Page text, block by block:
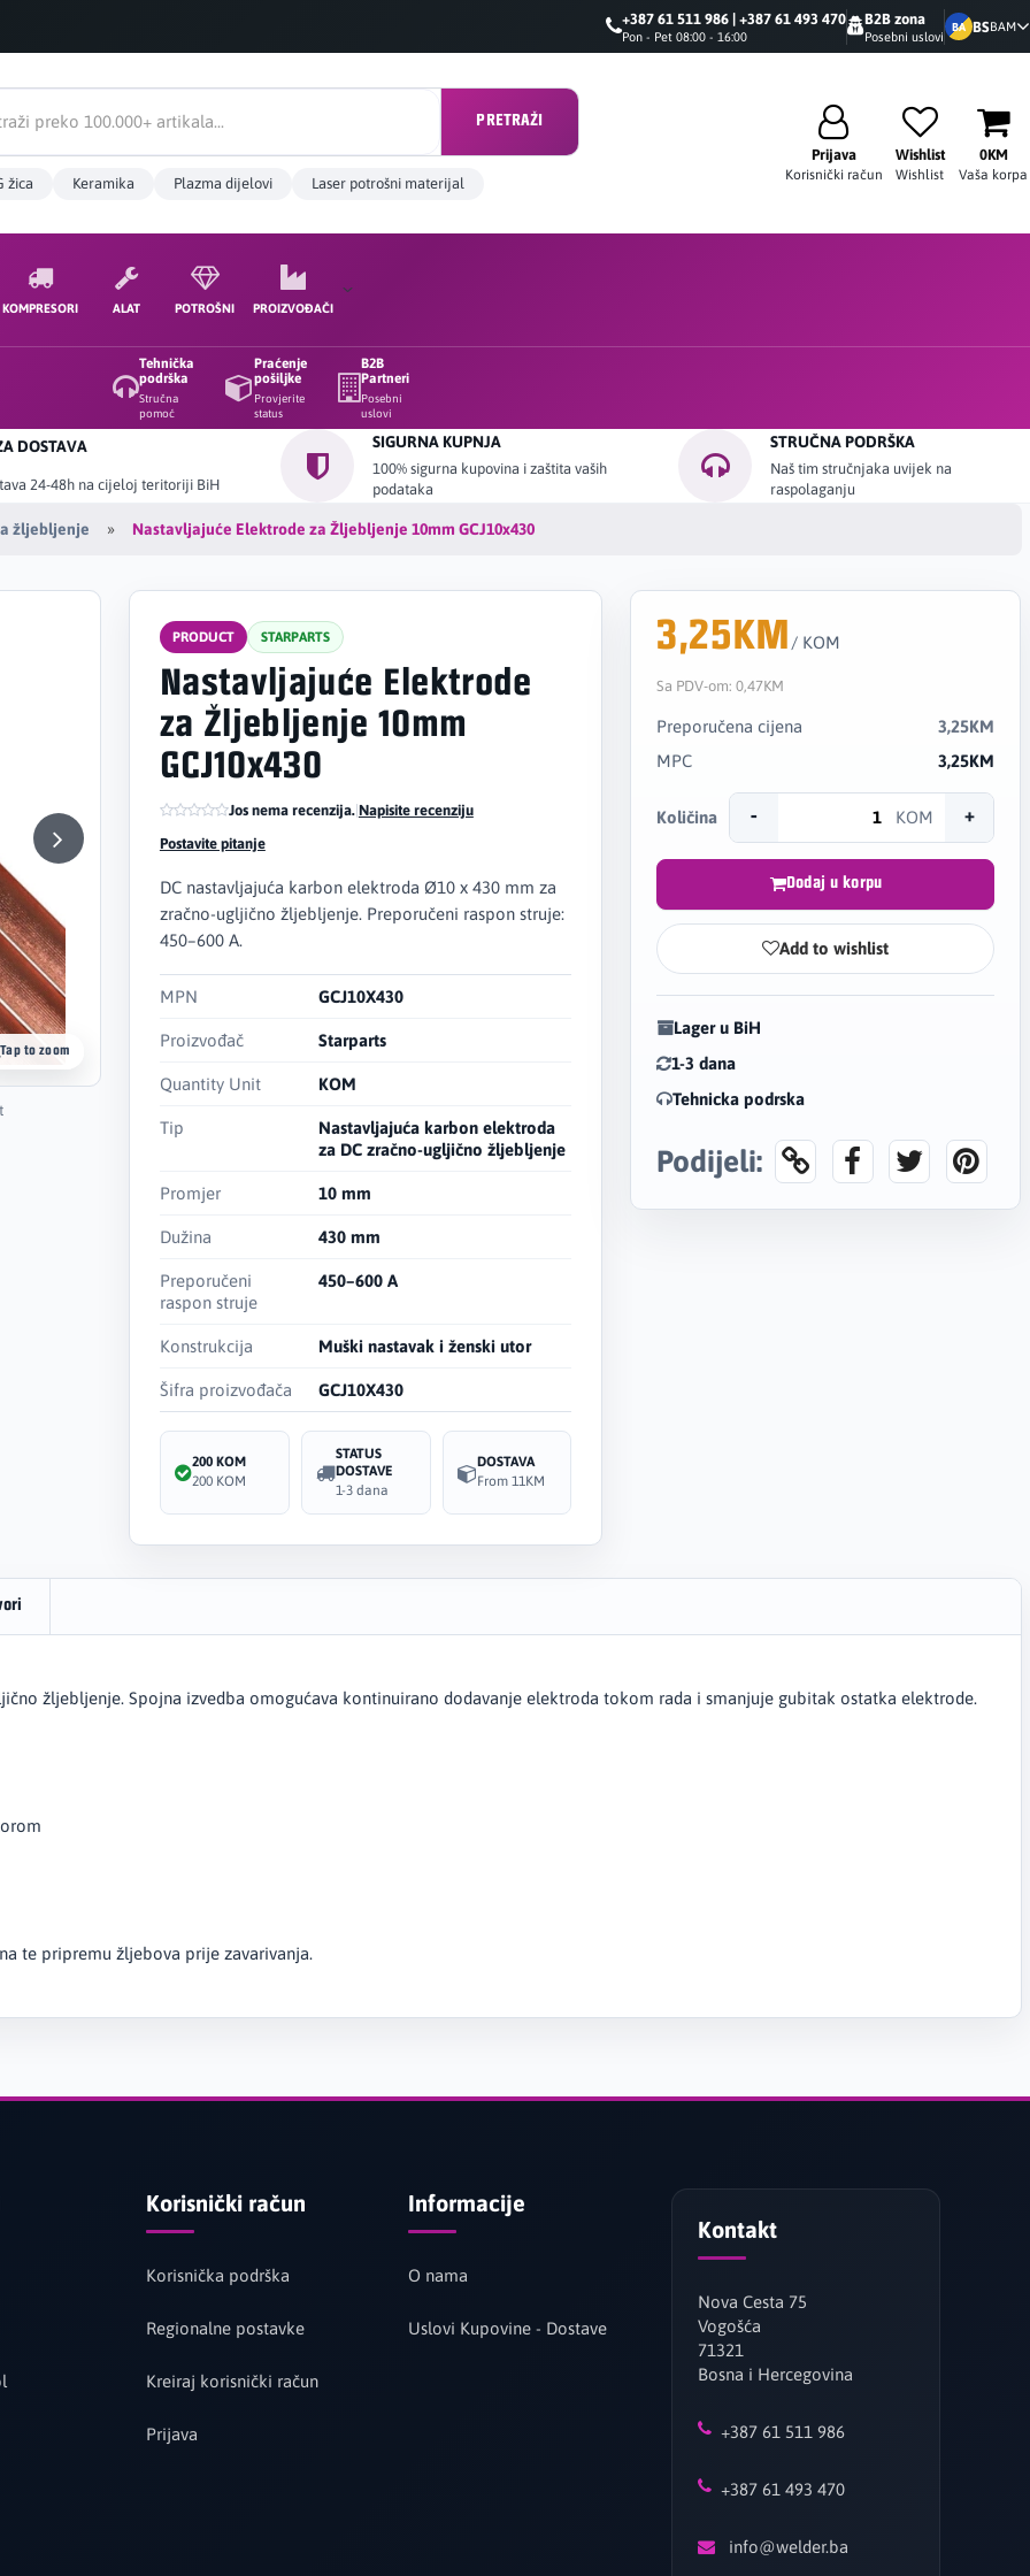
+387 61 511 986 | +387 61 493 470
Pon - Pet 08:00 - 16:00
B2B zona
Posebni uslovi
BA BSBAM
PRETRAŽI
žica Keramika Plazma dijelovi Laser potrošni materijal
Prijava
Korisnički račun
Wishlist
Wishlist
0KM
Vaša korpa
KOMPRESORI ALAT POTROŠNI PROIZVOĐAČI
Tehnička
podrška
Stručna
pomoć
Praćenje
pošiljke
Provjerite
status
B2B
Partneri
Posebni
uslovi
DOSTAVA
24-48h na cijeloj teritoriji BiH
SIGURNA KUPNJA
100% sigurna kupovina i zaštita vaših
podataka
STRUČNA PODRŠKA
Naš tim stručnjaka uvijek na
raspolaganju
žljebljenje Nastavljajuće Elektrode za Žljebljenje 10mm GCJ10x430
Tap to zoom
PRODUCT STARPARTS
Nastavljajuće Elektrode
za Žljebljenje 10mm
GCJ10x430
Jos nema recenzija.|Napisite recenziju
Postavite pitanje
DC nastavljajuća karbon elektroda Ø10 x 430 mm za
zračno-ugljično žljebljenje. Preporučeni raspon struje:
450–600 A.
MPN GCJ10X430
Proizvođač Starparts
Quantity Unit KOM
Tip
Nastavljajuća karbon elektroda
za DC zračno-ugljično žljebljenje
Promjer 10 mm
Dužina 430 mm
Preporučeni
raspon struje
450–600 A
Konstrukcija Muški nastavak i ženski utor
Šifra proizvođača GCJ10X430
200 KOM
200 KOM
STATUS
DOSTAVE
1-3 dana
DOSTAVA
From 11KM
3,25KM / KOM
Sa PDV-om:0,47KM
Preporučena cijena
3,25KM
MPC
3,25KM
Količina - KOM +
Dodaj u korpu
Add to wishlist
Lager u BiH
1-3 dana
Tehnicka podrska
Podijeli:
žljebljenje. Spojna izvedba omogućava kontinuirano dodavanje elektroda tokom rada i smanjuje gubitak ostatka elektrode.
te pripremu žljebova prije zavarivanja.
Korisnički račun
Korisnička podrška
Regionalne postavke
Kreiraj korisnički račun
Prijava
Informacije
O nama
Uslovi Kupovine - Dostave
Kontakt
Nova Cesta 75
Vogošća
71321
Bosna i Hercegovina
+387 61 511 986
+387 61 493 470
info@welder.ba